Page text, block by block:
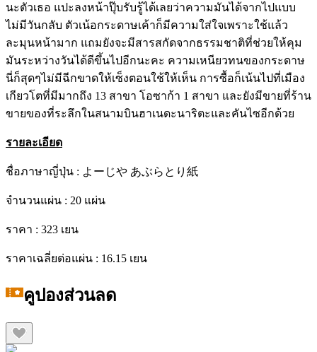
นะตัวเธอ แปะลงหน้าปุ๊บรับรู้ได้เลยว่าความมันได้จากไปแบบ
ไม่มีวันกลับ ตัวเน้อกระดาษเค้าก็มีความใส่ใจเพราะใช้แล้ว
ละมุนหน้ามาก แถมยังจะมีสารสกัดจากธรรมชาติที่ช่วยให้คุม
มันระหว่างวันได้ดีขึ้นไปอีกนะคะ ความเหนียวทนของกระดาษ
นี่ก็สุดๆไม่มีฉีกขาดให้เซ็งตอนใช้ให้เห็น การซื้อก็เน้นไปที่เมือง
เกียวโตที่มีมากถึง 13 สาขา โอซาก้า 1 สาขา และยังมีขายที่ร้าน
ขายของที่ระลึกในสนามบินฮาเนดะนาริตะและคันไซอีกด้วย
รายละเอียด
ชื่อภาษาญี่ปุ่น : よーじや あぶらとり紙
จำนวนแผ่น : 20 แผ่น
ราคา : 323 เยน
ราคาเฉลี่ยต่อแผ่น : 16.15 เยน
คูปองส่วนลด